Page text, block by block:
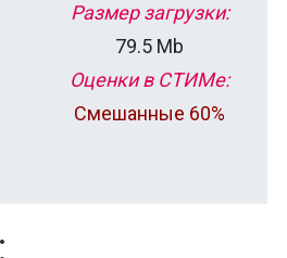
Размер загрузки:
79.5 Mb
Оценки в СТИМе:
Смешанные 60%